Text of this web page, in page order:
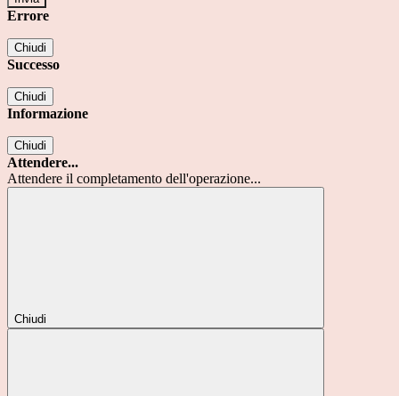
Errore
Chiudi
Successo
Chiudi
Informazione
Chiudi
Attendere...
Attendere il completamento dell'operazione...
Chiudi